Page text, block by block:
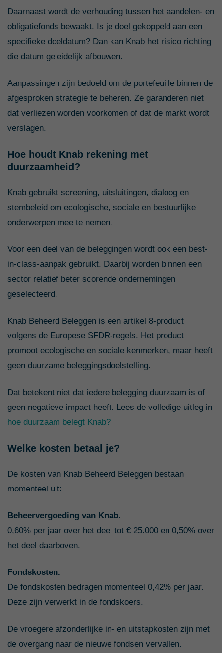
Daarnaast wordt de verhouding tussen het aandelen- en
obligatiefonds bewaakt. Is je doel gekoppeld aan een
specifieke doeldatum? Dan kan Knab het risico richting
die datum geleidelijk afbouwen.
Aanpassingen zijn bedoeld om de portefeuille binnen de
afgesproken strategie te beheren. Ze garanderen niet
dat verliezen worden voorkomen of dat de markt wordt
verslagen.
Hoe houdt Knab rekening met
duurzaamheid?
Knab gebruikt screening, uitsluitingen, dialoog en
stembeleid om ecologische, sociale en bestuurlijke
onderwerpen mee te nemen.
Voor een deel van de beleggingen wordt ook een best-
in-class-aanpak gebruikt. Daarbij worden binnen een
sector relatief beter scorende ondernemingen
geselecteerd.
Knab Beheerd Beleggen is een artikel 8-product
volgens de Europese SFDR-regels. Het product
promoot ecologische en sociale kenmerken, maar heeft
geen duurzame beleggingsdoelstelling.
Dat betekent niet dat iedere belegging duurzaam is of
geen negatieve impact heeft. Lees de volledige uitleg in
hoe duurzaam belegt Knab?
Welke kosten betaal je?
De kosten van Knab Beheerd Beleggen bestaan
momenteel uit:
Beheervergoeding van Knab.
0,60% per jaar over het deel tot € 25.000 en 0,50% over
het deel daarboven.
Fondskosten.
De fondskosten bedragen momenteel 0,42% per jaar.
Deze zijn verwerkt in de fondskoers.
De vroegere afzonderlijke in- en uitstapkosten zijn met
de overgang naar de nieuwe fondsen vervallen.